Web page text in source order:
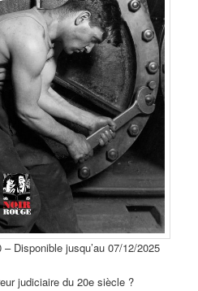
Disponible jusqu’au 07/12/2025
judiciaire du 20e siècle ?